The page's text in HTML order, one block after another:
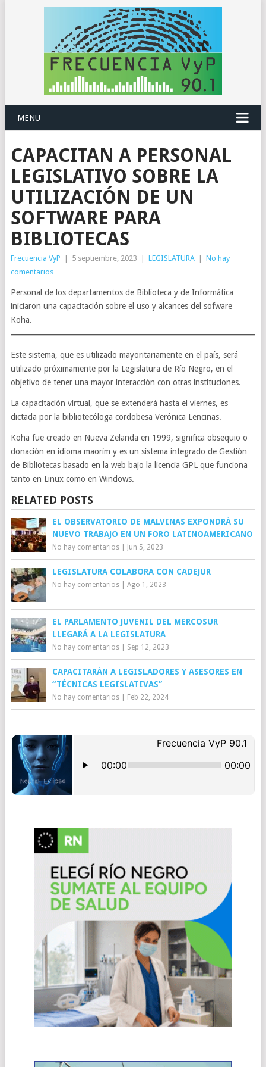
MENU
CAPACITAN A PERSONAL
LEGISLATIVO SOBRE LA
UTILIZACIÓN DE UN
SOFTWARE PARA
BIBLIOTECAS
Frecuencia VyP 5 septiembre, 2023 LEGISLATURA
No hay
comentarios
Personal de los departamentos de Biblioteca y de Informática
iniciaron una capacitación sobre el uso y alcances del sofware
Koha.
Este sistema, que es utilizado mayoritariamente en el país, será
utilizado próximamente por la Legislatura de Río Negro, en el
objetivo de tener una mayor interacción con otras instituciones.
La capacitación virtual, que se extenderá hasta el viernes, es
dictada por la bibliotecóloga cordobesa Verónica Lencinas.
Koha fue creado en Nueva Zelanda en 1999, significa obsequio o
donación en idioma maorím y es un sistema integrado de Gestión
de Bibliotecas basado en la web bajo la licencia GPL que funciona
tanto en Linux como en Windows.
RELATED POSTS
EL OBSERVATORIO DE MALVINAS EXPONDRÁ SU
NUEVO TRABAJO EN UN FORO LATINOAMERICANO
No hay comentarios| Jun 5, 2023
LEGISLATURA COLABORA CON CADEJUR
No hay comentarios| Ago 1, 2023
EL PARLAMENTO JUVENIL DEL MERCOSUR
LLEGARÁ A LA LEGISLATURA
No hay comentarios| Sep 12, 2023
CAPACITARÁN A LEGISLADORES Y ASESORES EN
“TÉCNICAS LEGISLATIVAS”
No hay comentarios| Feb 22, 2024